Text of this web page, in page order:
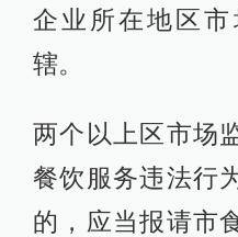
企业所在地区
辖。
两个以上区市场
餐饮服务违法行
的，应当报请市